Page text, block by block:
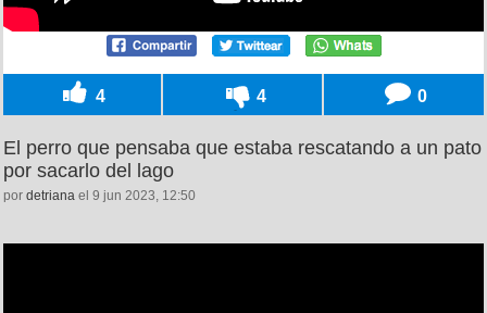
4 4 0
El perro que pensaba que estaba rescatando a un pato
por sacarlo del lago
por detriana el 9 jun 2023, 12:50